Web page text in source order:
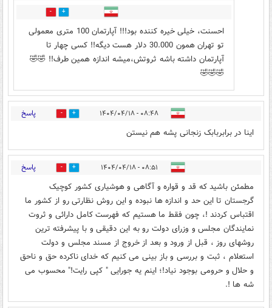
0
احسنت، خیلی خیره کننده بود!!! آپارتمان 100 متری معمولی
تو تهران همون 30.000 دلار هست دیگه!! کسی چهار تا
آپارتمان داشته باشه ثروتش،میشه اندازه همین طرف!! 🤣🤣
🤣🤣🤣
۰۸:۴۸ - ۱۴۰۴/۰۴/۱۸ 0 پاسخ
اینا در برابربابک زنجانی پشه هم نیستن
۰۸:۵۱ - ۱۴۰۴/۰۴/۱۸ 0 پاسخ
مطمئن باشید که قد و قواره و آگاهی و هوشیاری کشور کوچیک
گرجستان تا این حد و اندازه ها نبوده و این روش نظارتی رو از کشور ما
اقتباس کردند !، چون فقط ما هستیم که فهرست کامل دارائی و ثروت
نمایندگان مجلس و وزرای دولت رو به این دقیقی و با پیشرفته ترین
روشهای روز ، قبل از ورود و بعد از خروج از مسند مجلس و دولت
استعلام ، ثبت و بررسی و باز بینی می کنیم که خدای ناکرده حق و ناحق
و حلال و حرومی بوجود نیاد!؛ اینم یه جورایی " کپی رایت!" محسوب می
شه ها !.